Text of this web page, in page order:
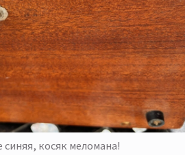
синяя, косяк меломана!